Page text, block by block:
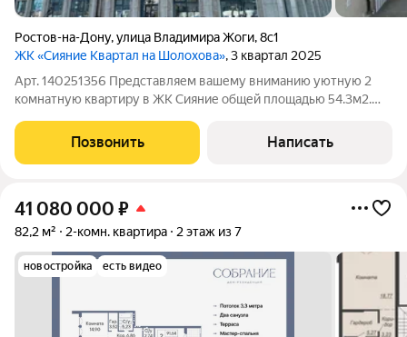
Ростов-на-Дону,улица Владимира Жоги,8с1
ЖК «Сияние Квартал на Шолохова», 3 квартал 2025
Арт. 140251356 Представляем вашему вниманию уютную 2
комнатную квартиру в ЖК Сияние общей площадью 54.3м2.
стяжка, штукатурка, разводка электрики, проложены трассы
под сплит системы и добавлены точки
Позвонить Написать
41 080 000 ₽
82,2 м² 2-комн. квартира 2 этаж из 7
новостройка есть видео